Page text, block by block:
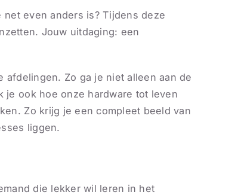
even anders is? Tijdens deze
Jouw uitdaging: een
Zo ga je niet alleen aan de
je ook hoe onze hardware tot leven
Zo krijg je een compleet beeld van
liggen.
die lekker wil leren in het